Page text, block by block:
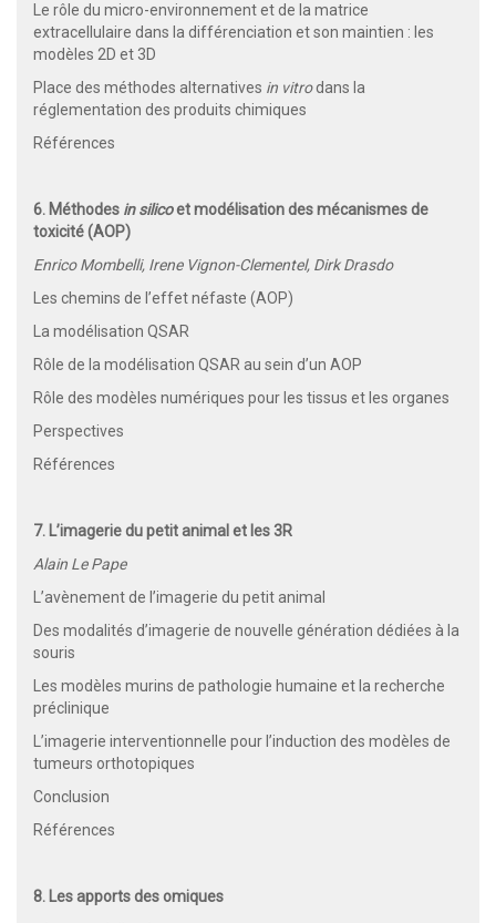
Le rôle du micro-environnement et de la matrice
extracellulaire dans la différenciation et son maintien : les
modèles 2D et 3D
Place des méthodes alternatives in vitrodans la
réglementation des produits chimiques
Références
6. Méthodes in silicoet modélisation des mécanismes de
toxicité (AOP)
Enrico Mombelli, Irene Vignon-Clementel, Dirk Drasdo
Les chemins de l’effet néfaste (AOP)
La modélisation QSAR
Rôle de la modélisation QSAR au sein d’un AOP
Rôle des modèles numériques pour les tissus et les organes
Perspectives
Références
7. L’imagerie du petit animal et les 3R
Alain Le Pape
L’avènement de l’imagerie du petit animal
Des modalités d’imagerie de nouvelle génération dédiées à la
souris
Les modèles murins de pathologie humaine et la recherche
préclinique
L’imagerie interventionnelle pour l’induction des modèles de
tumeurs orthotopiques
Conclusion
Références
8. Les apports des omiques